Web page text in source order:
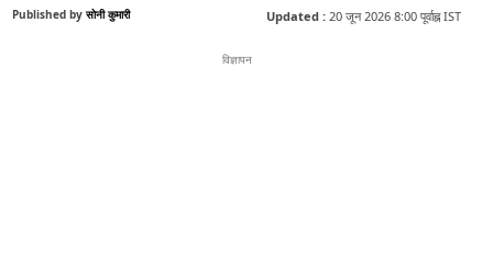
Published by सोनी कुमारी Updated : 20 जून 2026 8:00 पूर्वाह्न IST
विज्ञापन